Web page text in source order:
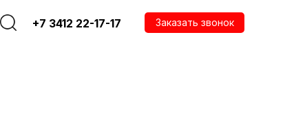
Заказать звонок
+7 3412 22-17-17